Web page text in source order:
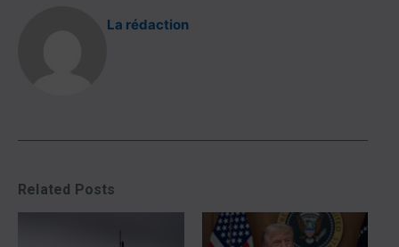
La rédaction
Related Posts